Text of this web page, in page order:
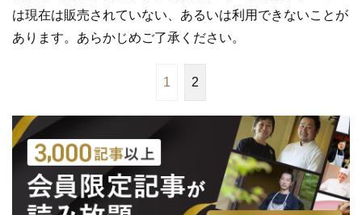
は現在は販売されていない、あるいは利用できないことが
あります。あらかじめご了承ください。
1 2